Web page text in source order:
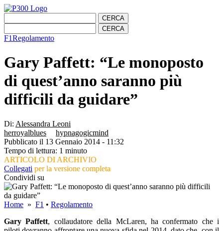
F1Regolamento
Gary Paffett: “Le monoposto
di quest’anno saranno più
difficili da guidare”
Di: Alessandra Leoni
herroyalblues
hypnagogicmind
Pubblicato il 13 Gennaio 2014 - 11:32
Tempo di lettura: 1 minuto
ARTICOLO DI ARCHIVIO
Collegati per la versione completa
Condividi su
Home » F1 • Regolamento
Gary Paffett, collaudatore della McLaren, ha confermato che i